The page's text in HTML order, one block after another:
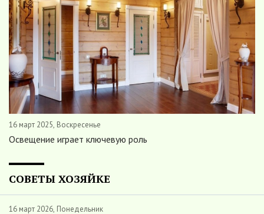
16 март 2025, Воскресенье
Освещение играет ключевую роль
СОВЕТЫ ХОЗЯЙКЕ
16 март 2026, Понедельник